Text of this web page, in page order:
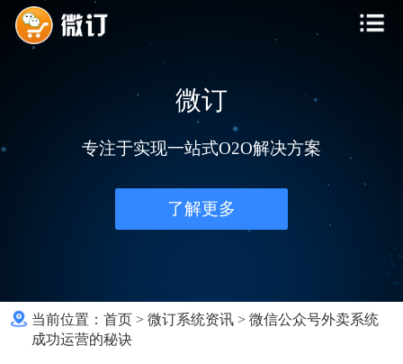
微订
专注于实现一站式O2O解决方案
了解更多
当前位置：首页 >微订系统资讯 >微信公众号外卖系统
成功运营的秘诀